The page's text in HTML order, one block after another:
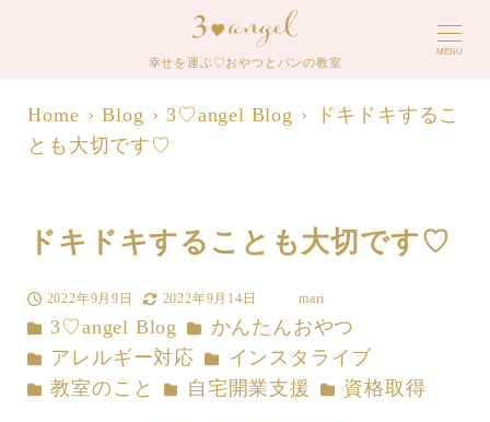
幸せを運ぶ♡おやつとパンの教室
MENU
Home Blog 3♡angel Blog
ドキドキするこ
とも大切です♡
ドキドキすることも大切です♡
投稿日
2022年9月9日
更新日
2022年9月14日
者
mari
カテゴリー
3♡angel Blog カテゴリー
かんたんおやつ
カテゴリー
アレルギー対応 カテゴリー
インスタライブ
カテゴリー
教室のこと カテゴリー
自宅開業支援 カテゴリー
資格取得